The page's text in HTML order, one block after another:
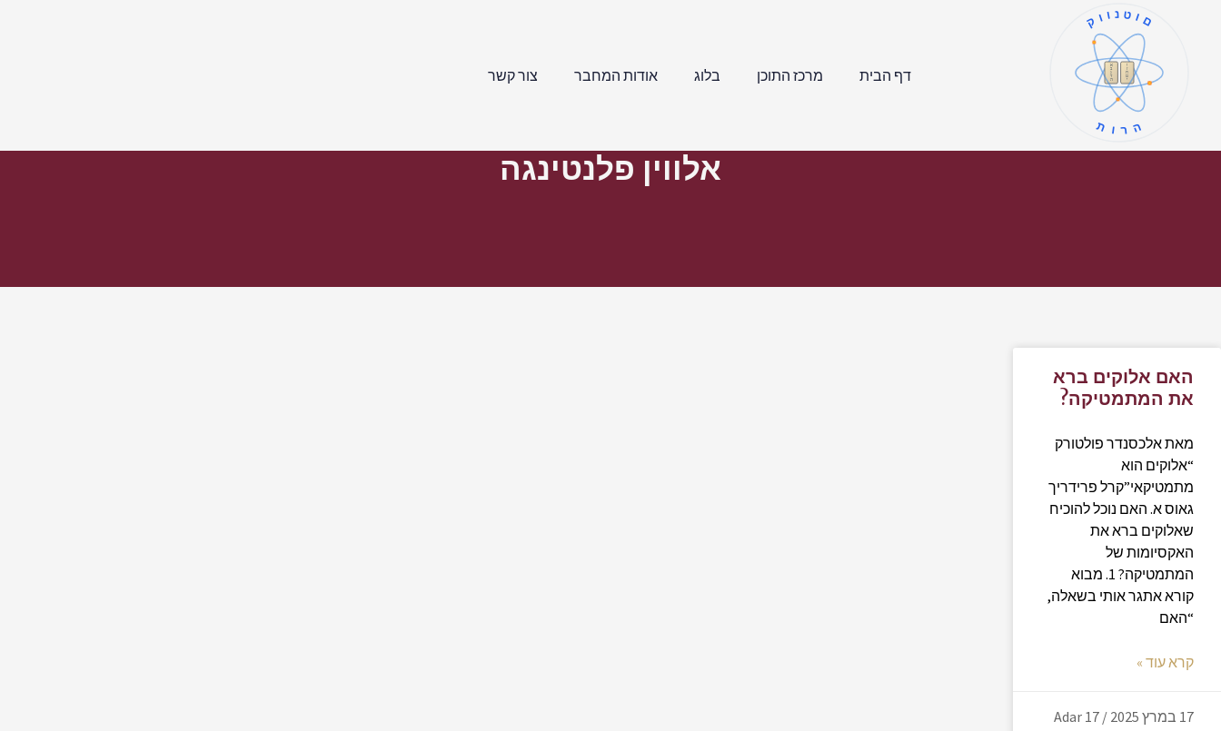
א
ב
ג
ד
ה
ו
ז
ח
ט
י
קוונטום
תורה
דף הבית מרכז התוכן בלוג אודות המחבר צור קשר
אלווין פלנטינגה
האם אלוקים ברא
את המתמטיקה?
מאת אלכסנדר פולטורק
“אלוקים הוא
מתמטיקאי”קרל פרידריך
גאוס א. האם נוכל להוכיח
שאלוקים ברא את
האקסיומות של
המתמטיקה? 1. מבוא
קורא אתגר אותי בשאלה,
“האם
קרא עוד »
17 במרץ 2025 / 17 Adar